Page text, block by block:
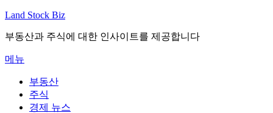
내
으
로
바
Land Stock Biz
부동산과 주식에 대한 인사이트를 제공합니다
메뉴
부동산
주식
경제 뉴스